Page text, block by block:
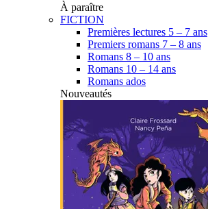
À paraître
FICTION
Premières lectures 5 – 7 ans
Premiers romans 7 – 8 ans
Romans 8 – 10 ans
Romans 10 – 14 ans
Romans ados
Nouveautés